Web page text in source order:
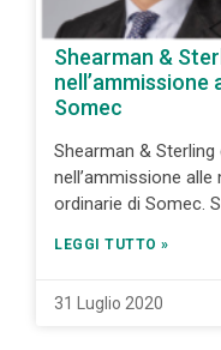
Shearman &
Somec
Shearman &
nell’ammissione
ordinarie di Somec.
LEGGI TUTTO »
31 Luglio 2020